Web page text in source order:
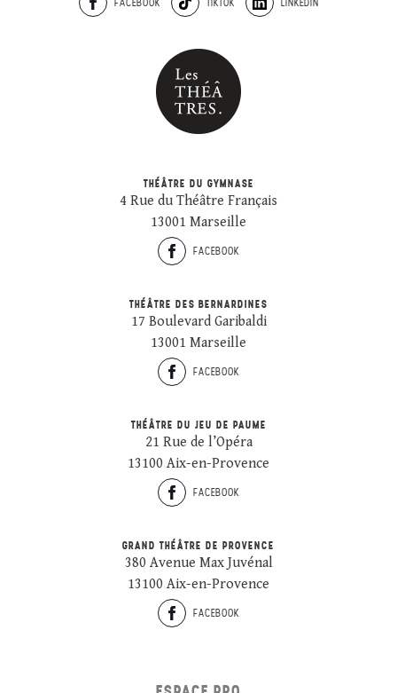
FACEBOOK TIKTOK LINKEDIN
THÉÂTRE DU GYMNASE
4 Rue du Théâtre Français
13001 Marseille
FACEBOOK
THÉÂTRE DES BERNARDINES
17 Boulevard Garibaldi
13001 Marseille
FACEBOOK
THÉÂTRE DU JEU DE PAUME
21 Rue de l’Opéra
13100 Aix-en-Provence
FACEBOOK
GRAND THÉÂTRE DE PROVENCE
380 Avenue Max Juvénal
13100 Aix-en-Provence
FACEBOOK